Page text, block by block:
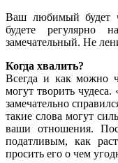
Ваш любимый будет
будете
замечательный. Не
Когда хвалить?
Всегда и как можно
могут творить
замечательно
такие слова могут
ваши отношения.
податливым, как
просить его о чем